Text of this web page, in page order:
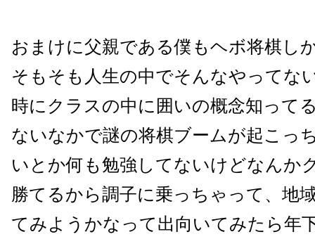
おまけに父親である僕もヘボ将棋し
そもそも人生の中でそんなやってな
時にクラスの中に囲いの概念知って
ないなかで謎の将棋ブームが起こっ
いとか何も勉強してないけどなんか
勝てるから調子に乗っちゃって、地
てみようかなって出向いてみたら年